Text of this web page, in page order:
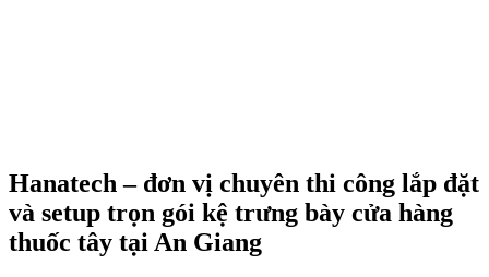
Hanatech – đơn vị chuyên thi công lắp đặt
và setup trọn gói kệ trưng bày cửa hàng
thuốc tây tại An Giang